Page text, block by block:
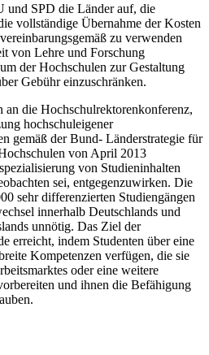
und SPD die Länder auf, die
vollständige Übernahme der Kosten
zu verwenden
von Lehre und Forschung
der Hochschulen zur Gestaltung
Gebühr einzuschränken.
die Hochschulrektorenkonferenz,
hochschuleigener
gemäß der Bund- Länderstrategie für
von April 2013
von Studieninhalten
sei, entgegenzuwirken. Die
sehr differenzierten Studiengängen
innerhalb Deutschlands und
unnötig. Das Ziel der
erreicht, indem Studenten über eine
Kompetenzen verfügen, die sie
oder eine weitere
und ihnen die Befähigung